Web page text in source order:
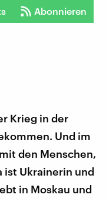
Abonnieren
Krieg in der
Und im
den Menschen,
ist Ukrainerin und
in Moskau und